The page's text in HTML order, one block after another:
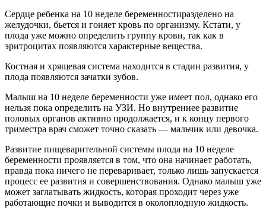
Сердце ребенка на 10 неделе беременностиразделено на
желудочки, бьется и гоняет кровь по организму. Кстати, у
плода уже можно определить группу крови, так как в
эритроцитах появляются характерные вещества.
Костная и хрящевая система находится в стадии развития, у
плода появляются зачатки зубов.
Малыш на 10 неделе беременности уже имеет пол, однако его
нельзя пока определить на УЗИ. Но внутреннее развитие
половых органов активно продолжается, и к концу первого
триместра врач сможет точно сказать — мальчик или девочка.
Развитие пищеварительной системы плода на 10 неделе
беременности проявляется в том, что она начинает работать,
правда пока ничего не переваривает, только лишь запускается
процесс ее развития и совершенствования. Однако малыш уже
может заглатывать жидкость, которая проходит через уже
работающие почки и выводится в околоплодную жидкость.